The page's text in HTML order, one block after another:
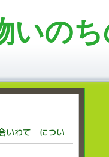
いの
いわて につい